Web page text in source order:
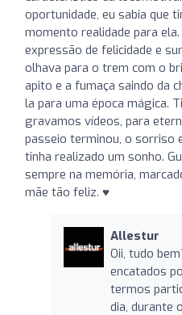
oportunidade, eu sabia que
momento realidade para
expressão de felicidade e
olhava para o trem com o
apito e a fumaça saindo da
la para uma época mágica.
gravamos vídeos, para
passeio terminou, o sorriso
tinha realizado um sonho.
sempre na memória,
mãe tão feliz. ♥️
Allestur
Oii, tudo
encatados
termos
dia, durante